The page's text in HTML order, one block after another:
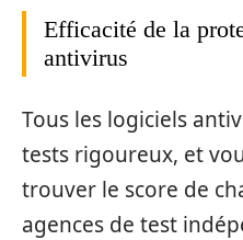
Efficacité de la
antivirus
Tous les logiciels
tests rigoureux, et
trouver le score de
agences de test